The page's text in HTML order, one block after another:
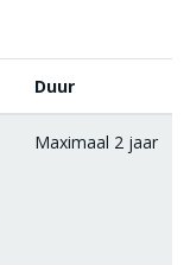
Duur
Maximaal 2 jaar